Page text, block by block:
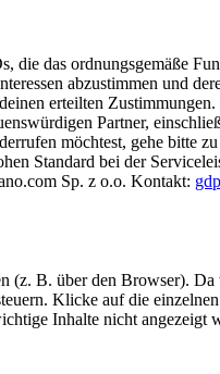
das ordnungsgemäße
abzustimmen und
erteilten
Partner,
möchtest, gehe bitte
Standard bei der
Sp. z o.o. Kontakt:
(z. B. über den Browser).
Klicke auf die
Inhalte nicht angezeigt